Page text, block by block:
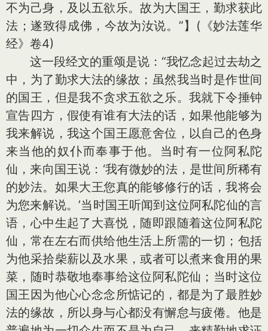
不为己身，及以五欲乐。故为大国王，勤求获此
法；遂致得成佛，今故为汝说。”】(《妙法莲华
经》卷4)
这一段经文的重颂是说：“我忆念起过去劫之
中，为了勤求大法的缘故；虽然我当时是作世间
的国王，但是我不贪求五欲之乐。我就下令捶钟
宣告四方，假使有谁有大法的话，如果他能够为
我来解说，我这个国王愿意舍位，以自己的色身
来当他的奴仆而奉事于他。当时有一位阿私陀
仙，来向国王说：‘我有微妙的法，是世间所稀有
的妙法。如果大王您真的能够修行的话，我将会
为您来解说。’当时国王听闻到这位阿私陀仙的言
语，心中生起了大喜悦，随即跟随着这位阿私陀
仙，常在左右而供给他生活上所需的一切；包括
为他采拾柴薪以及水果，或者可以煮来食用的果
菜，随时恭敬地奉事给这位阿私陀仙；当时这位
国王因为他心心念念所惦记的，都是为了最胜妙
法的缘故，所以身与心都没有懈怠与疲倦。他是